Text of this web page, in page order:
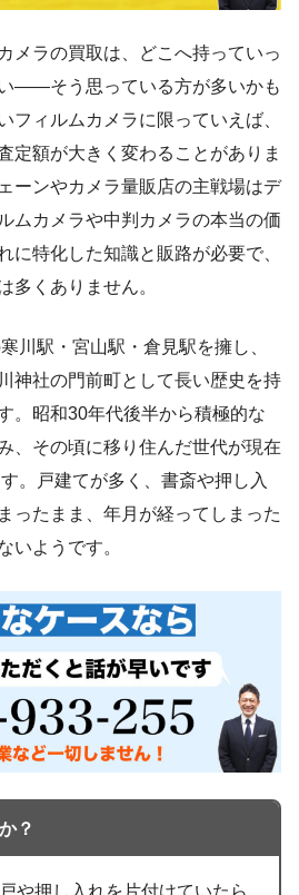
メラの買取は、どこへ持っていっ
——そう思っている方が多いかも
フィルムカメラに限っていえば、
定額が大きく変わることがありま
ーンやカメラ量販店の主戦場はデ
ムカメラや中判カメラの本当の価
に特化した知識と販路が必要で、
多くありません。
川駅・宮山駅・倉見駅を擁し、
神社の門前町として長い歴史を持
。昭和30年代後半から積極的な
、その頃に移り住んだ世代が現在
。戸建てが多く、書斎や押し入
ったまま、年月が経ってしまった
いようです。
？
や押し入れを片付けていたら